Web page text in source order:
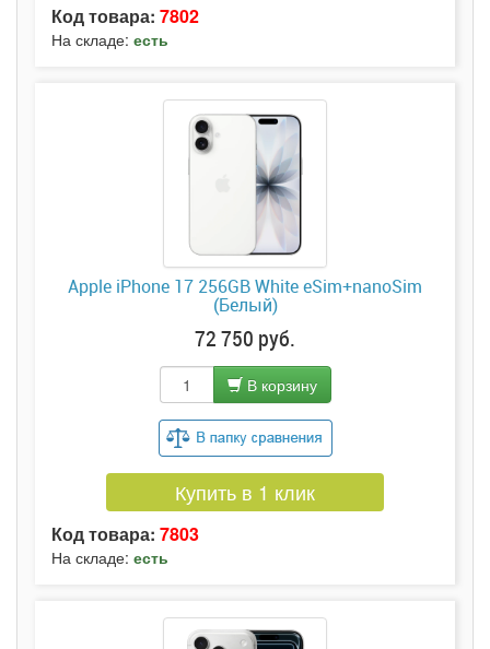
Код товара: 7802
На складе: есть
Apple iPhone 17 256GB White eSim+nanoSim
(Белый)
72 750 руб.
В корзину
Купить в 1 клик
Код товара: 7803
На складе: есть